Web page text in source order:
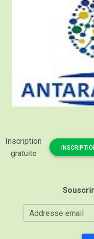
Inscription
gratuite
Addresse email